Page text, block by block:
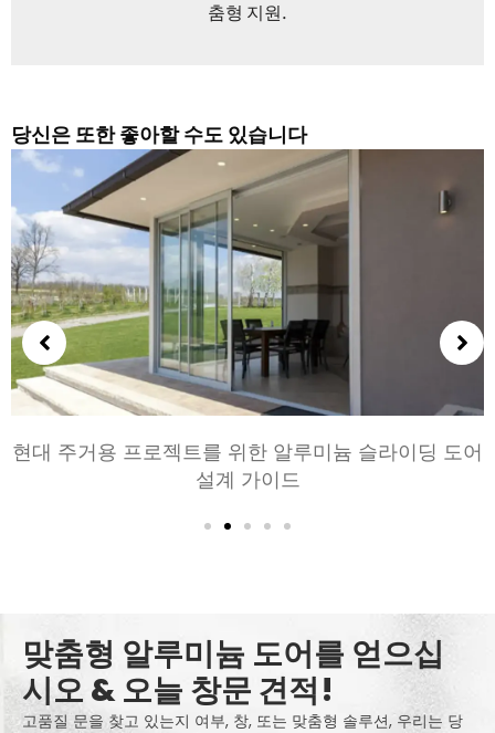
춤형 지원.
당신은 또한 좋아할 수도 있습니다
침실과 거실을 위한 알루미늄 문 선택하기: 편안, 스타
일, 및 개인 정보 보호
맞춤형 알루미늄 도어를 얻으십
시오 & 오늘 창문 견적!
고품질 문을 찾고 있는지 여부, 창, 또는 맞춤형 솔루션, 우리는 당